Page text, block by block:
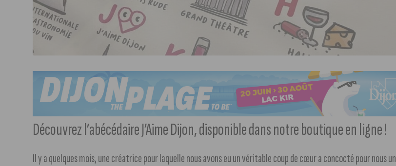
Découvrez l’abécédaire J’Aime Dijon, disponible dans notre boutique en ligne !
Il y a quelques mois, une créatrice pour laquelle nous avons eu un véritable coup de cœur a concocté pour nous un